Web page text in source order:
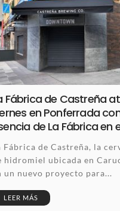
Fábrica de Castreña
en Ponferrada
de La Fábrica en
Fábrica de Castreña, la
hidromiel ubicada en
un nuevo proyecto para...
LEER MÁS